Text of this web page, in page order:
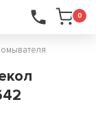
0
...